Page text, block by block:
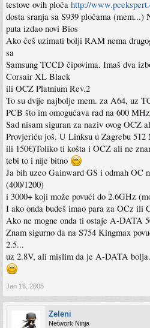
testove ovih ploča http://
dosta sranja sa S939 pločama (mem...)
puta izdao novi Bios
Ako ćeš uzimati bolji RAM nema
sa
Samsung TCCD čipovima. Imaš dva
Corsair XL Black
ili OCZ Platnium Rev.2
To su dvije najbolje mem. za A64, uz
PCB što im omogućava rad na 600 MHz
Sad nisam siguran za naziv ovog OCZ
Provjeriću još. U Linksu u Zagrebu
ili 150€)Toliko ti košta i OCZ ali ne
tebi to i nije bitno
Ja bih uzeo Gainward GS i odmah OC
(400/1200)
i 3000+ koji može povući do 2.6GHz
I ako onda budeš imao para za OCz ili
Ako ne mogne onda ti ostaje A-DATA
Znam sigurno da na S754 Kingmax
2.5...
uz 2.8V, ali mislim da je A-DATA
Jan 16, 2005
Zeleni
Network Ninja